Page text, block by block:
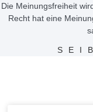
Die Meinungsfreiheit
Recht hat eine